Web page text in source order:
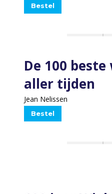
Bestel
De 100
aller tijden
Jean Nelissen
Bestel